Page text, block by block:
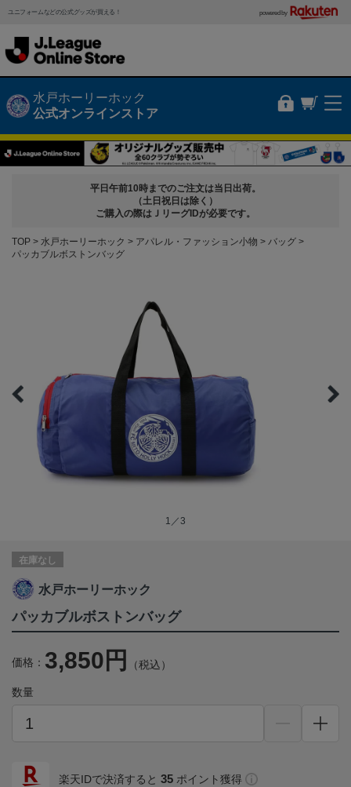
ユニフォームなどの公式グッズが買える！ powered by
水戸ホーリーホック
公式オンラインストア
平日午前10時までのご注文は当日出荷。
（土日祝日は除く）
ご購入の際はＪリーグIDが必要です。
TOP 水戸ホーリーホック アパレル・ファッション小物
バッグ
パッカブルボストンバッグ
1／3
在庫なし
水戸ホーリーホック
パッカブルボストンバッグ
価格： 3,850円 （税込）
数量
楽天IDで決済すると 35 ポイント獲得